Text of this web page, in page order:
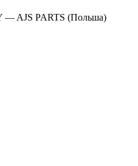
— AJS PARTS (Польша)